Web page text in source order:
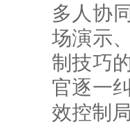
多人协
场演示
制技巧
官逐一
效控制局